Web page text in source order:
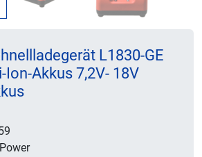
L1830-GE
Ion-Akkus 7,2V- 18V